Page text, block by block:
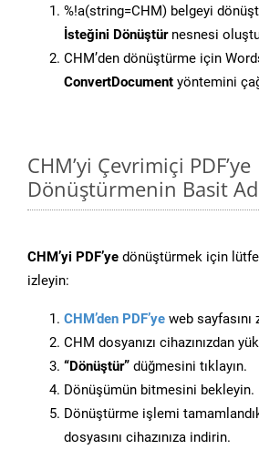
%!a(string=CHM) belgeyi
İsteğini Dönüştürnesnesi
CHM’den dönüştürme için
ConvertDocument yöntemini
CHM’yi Çevrimiçi PDF’ye
Dönüştürmenin Basit
CHM’yi PDF’ye dönüştürmek için
izleyin:
CHM’den PDF’ye web sayfasını
CHM dosyanızı cihazınızdan
“Dönüştür” düğmesini tıklayın.
Dönüşümün bitmesini bekleyin.
Dönüştürme işlemi
dosyasını cihazınıza indirin.